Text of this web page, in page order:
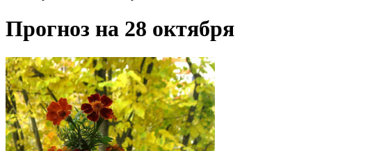
Прогноз на 28 октября